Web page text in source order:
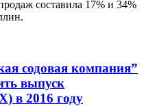
составила 17% и 34%
содовая компания”
выпуск
в 2016 году